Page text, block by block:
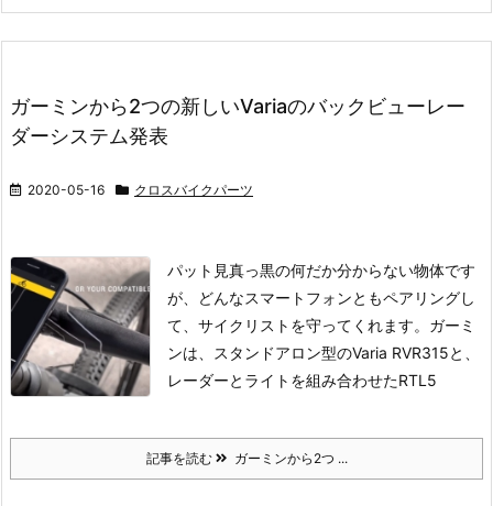
ガーミンから2つの新しいVariaのバックビューレー
ダーシステム発表
2020-05-16 クロスバイクパーツ
パット見真っ黒の何だか分からない物体です
が、どんなスマートフォンともペアリングし
て、サイクリストを守ってくれます。 ガーミ
ンは、スタンドアロン型のVaria RVR315と、
レーダーとライトを組み合わせたRTL5
記事を読む ガーミンから2つ ...